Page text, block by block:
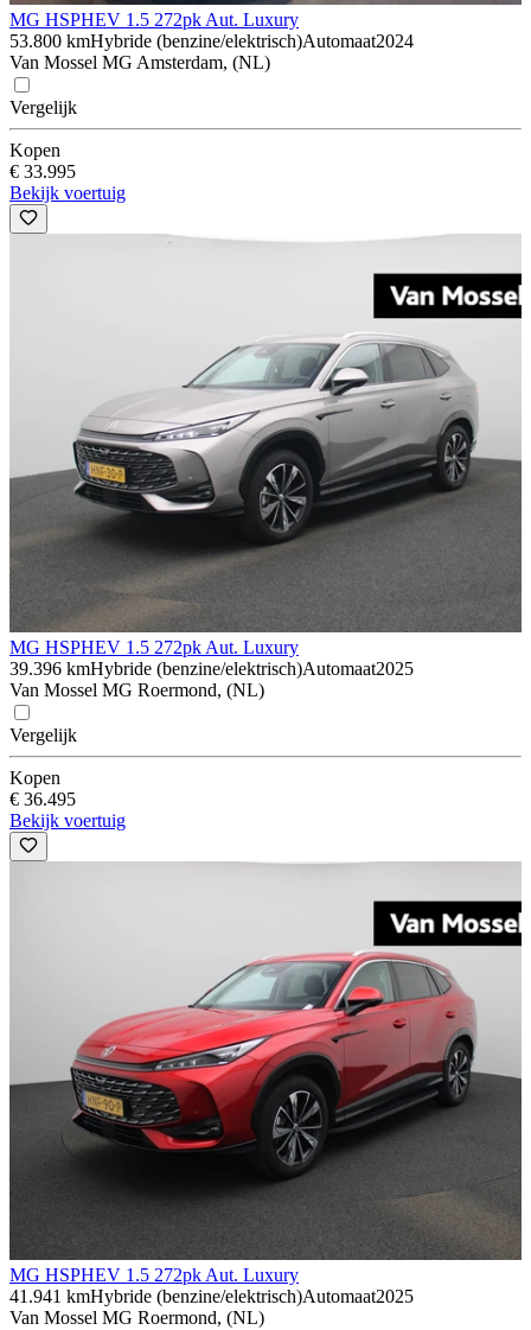
MG HSPHEV 1.5 272pk Aut. Luxury
53.800 kmHybride (benzine/elektrisch)Automaat2024
Van Mossel MG Amsterdam, (NL)
Vergelijk
Kopen
€ 33.995
Bekijk voertuig
MG HSPHEV 1.5 272pk Aut. Luxury
39.396 kmHybride (benzine/elektrisch)Automaat2025
Van Mossel MG Roermond, (NL)
Vergelijk
Kopen
€ 36.495
Bekijk voertuig
MG HSPHEV 1.5 272pk Aut. Luxury
41.941 kmHybride (benzine/elektrisch)Automaat2025
Van Mossel MG Roermond, (NL)